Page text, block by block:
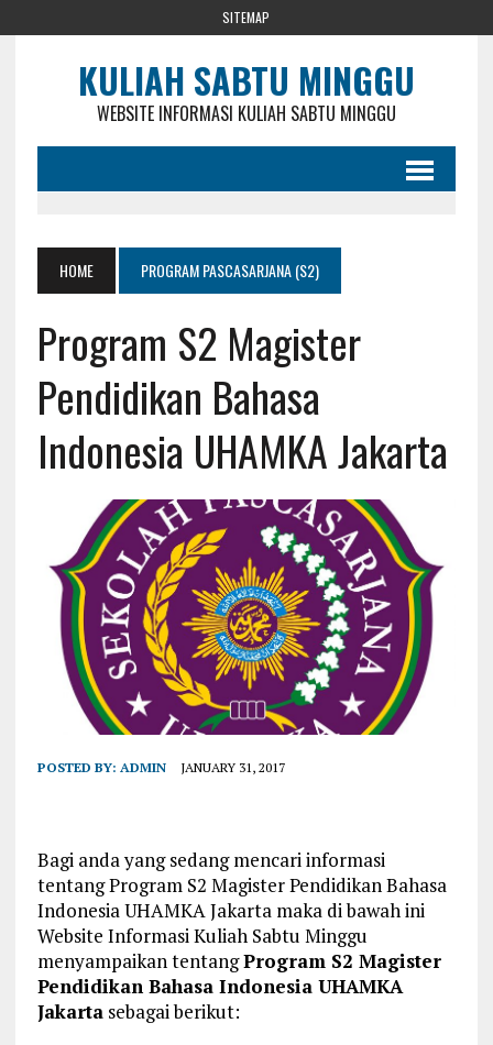
SITEMAP
KULIAH SABTU MINGGU
WEBSITE INFORMASI KULIAH SABTU MINGGU
HOME PROGRAM PASCASARJANA (S2)
Program S2 Magister
Pendidikan Bahasa
Indonesia UHAMKA Jakarta
POSTED BY: ADMIN JANUARY 31, 2017
Bagi anda yang sedang mencari informasi
tentang Program S2 Magister Pendidikan Bahasa
Indonesia UHAMKA Jakarta maka di bawah ini
Website Informasi Kuliah Sabtu Minggu
menyampaikan tentangProgram S2 Magister
Pendidikan Bahasa Indonesia UHAMKA
Jakartasebagai berikut: